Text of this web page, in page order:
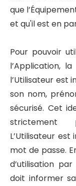
que
et qu'il est en
Pour pouvoir
l’Application,
l’Utilisateur est
son nom,
sécurisé. Cet
strictement
L’Utilisateur
mot de passe.
d’utilisation
doit informer